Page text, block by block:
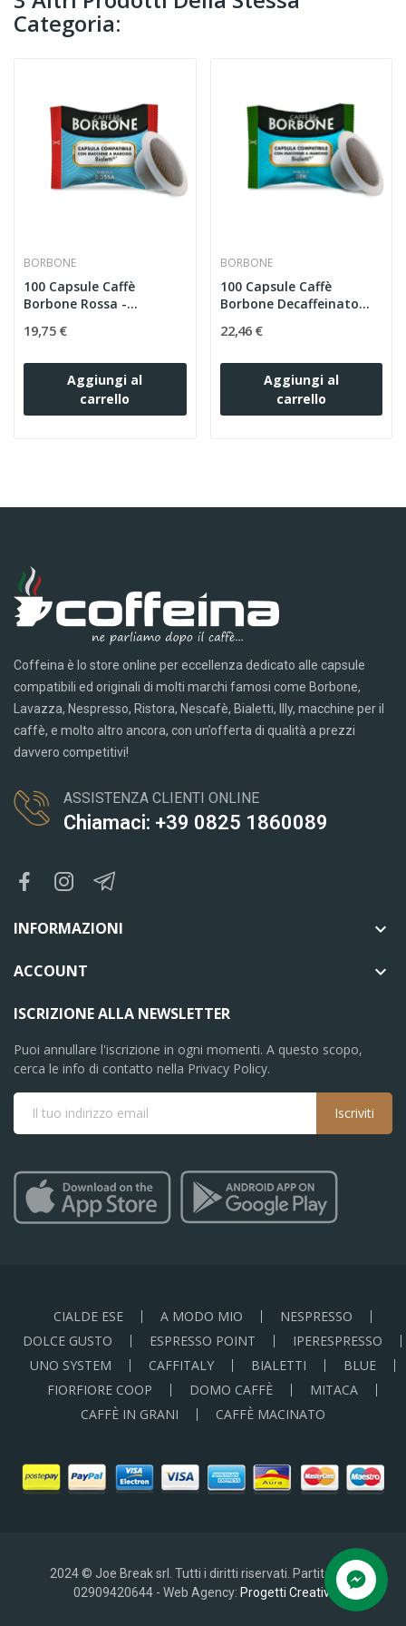
Categoria:
BORBONE
100 Capsule Caffè
Borbone Rossa -
19,75 €
Aggiungi al
carrello
BORBONE
100 Capsule Caffè
Borbone Decaffeinato
22,46 €
Aggiungi al
carrello
Coffeina è lo store online per eccellenza dedicato alle capsule
compatibili ed originali di molti marchi famosi come Borbone,
Lavazza, Nespresso, Ristora, Nescafè, Bialetti, Illy, macchine per il
caffè, e molto altro ancora, con un’offerta di qualità a prezzi
davvero competitivi!
ASSISTENZA CLIENTI ONLINE
Chiamaci: +39 0825 1860089
INFORMAZIONI 
ACCOUNT 
ISCRIZIONE ALLA NEWSLETTER
Puoi annullare l'iscrizione in ogni momenti. A questo scopo,
cerca le info di contatto nella Privacy Policy.
Iscriviti
CIALDE ESE A MODO MIO
NESPRESSO
DOLCE GUSTO
ESPRESSO POINT
IPERESPRESSO
UNO SYSTEM
CAFFITALY BIALETTI
BLUE
FIORFIORE COOP
DOMO CAFFÈ
MITACA
CAFFÈ IN GRANI
CAFFÈ MACINATO
2024 © Joe Break srl. Tutti i diritti riservati. Partita IVA:
02909420644 - Web Agency: Progetti Creativi